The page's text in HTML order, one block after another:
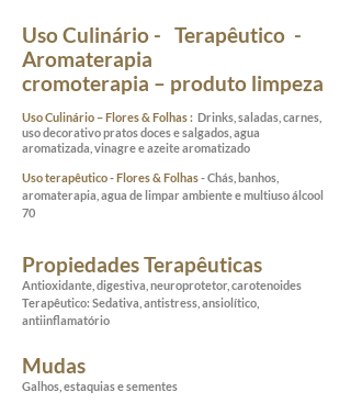
Uso Culinário - Terapêutico -
Aromaterapia
cromoterapia – produto limpeza
Uso Culinário – Flores & Folhas : Drinks, saladas, carnes,
uso decorativo pratos doces e salgados, agua
aromatizada, vinagre e azeite aromatizado
Uso terapêutico - Flores & Folhas- Chás, banhos,
aromaterapia, agua de limpar ambiente e multiuso álcool
70
Propiedades Terapêuticas
Antioxidante, digestiva, neuroprotetor, carotenoides
Terapêutico: Sedativa, antistress, ansiolítico,
antiinflamatório
Mudas
Galhos, estaquias e sementes